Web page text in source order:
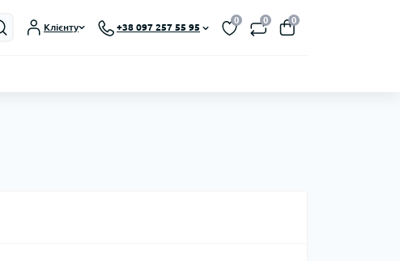
Клієнту +38 097 257 55 95
0 0 0